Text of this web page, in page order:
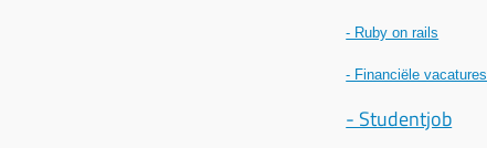
- Ruby on rails
- Financiële vacatures
- Studentjob